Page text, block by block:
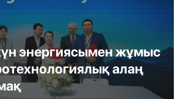
энергиясымен жұмыс
алаң